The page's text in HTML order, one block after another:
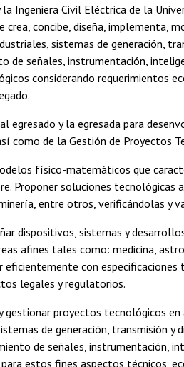
Ingeniera Civil Eléctrica de la
crea, concibe, diseña,
sistemas de generación,
de señales, instrumentación,
considerando requerimientos
egresado y la egresada para
como de la Gestión de Proyectos
físico-matemáticos que
Proponer soluciones
entre otros, verificándolas y
dispositivos, sistemas y
afines tales como: medicina,
eficientemente con
legales y regulatorios.
gestionar proyectos tecnológicos
de generación, transmisión
de señales, instrumentación,
estos fines aspectos técnicos,